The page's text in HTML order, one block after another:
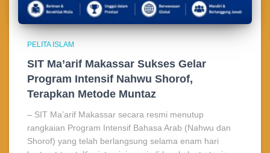
PELITA ISLAM
SIT Ma’arif Makassar Sukses Gelar
Program Intensif Nahwu Shorof,
Terapkan Metode Muntaz
– SIT Ma’arif Makassar secara resmi menutup
rangkaian Program Intensif Bahasa Arab (Nahwu dan
Shorof) yang telah berlangsung selama enam hari